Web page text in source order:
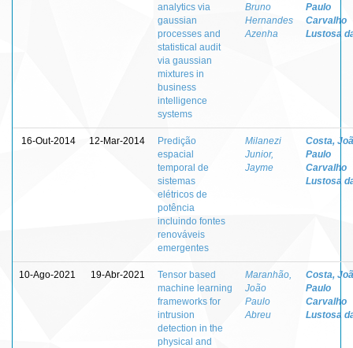
analytics via
gaussian
processes and
statistical audit
via gaussian
mixtures in
business
intelligence
systems
Bruno
Hernandes
Azenha
Paulo
Carvalho
Lustosa
16-Out-2014 12-Mar-2014
Predição
espacial
temporal de
sistemas
elétricos de
potência
incluindo fontes
renováveis
emergentes
Milanezi
Junior,
Jayme
Costa,
Paulo
Carvalho
Lustosa
10-Ago-2021 19-Abr-2021
Tensor based
machine learning
frameworks for
intrusion
detection in the
physical and
Maranhão,
João
Paulo
Abreu
Costa,
Paulo
Carvalho
Lustosa